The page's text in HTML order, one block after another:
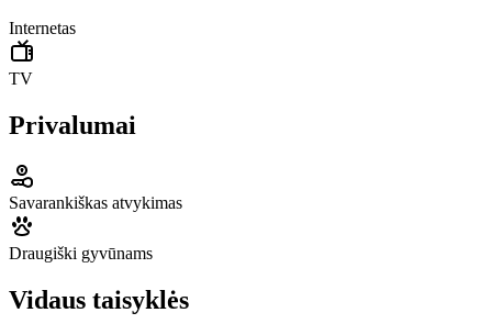
Internetas
TV
Privalumai
Savarankiškas atvykimas
Draugiški gyvūnams
Vidaus taisyklės